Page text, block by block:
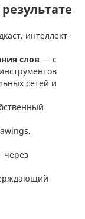
интеллект-
слов — с
сетей и